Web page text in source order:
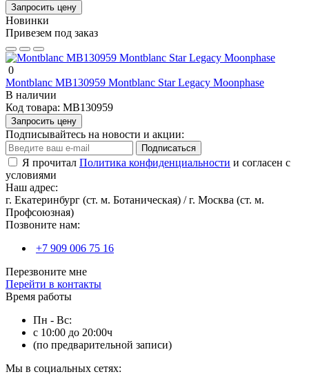
Запросить цену
Новинки
Привезем под заказ
0
Montblanc MB130959 Montblanc Star Legacy Moonphase
В наличии
Код товара: MB130959
Запросить цену
Подписывайтесь на новости и акции:
Подписаться
Я прочитал Политика конфиденциальности и согласен с
условиями
Наш адрес:
г. Екатеринбург (ст. м. Ботаническая) / г. Москва (ст. м.
Профсоюзная)
Позвоните нам:
+7 909 006 75 16
Перезвоните мне
Перейти в контакты
Время работы
Пн - Вс:
с 10:00 до 20:00ч
(по предварительной записи)
Мы в социальных сетях: